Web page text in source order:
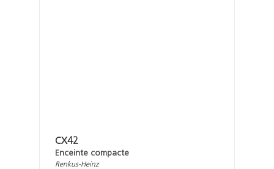
CX42
Enceinte compacte
Renkus-Heinz